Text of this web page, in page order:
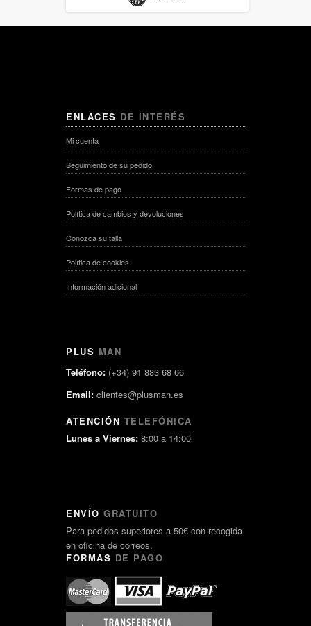
ENLACES DE INTERÉS
Mi cuenta
Seguimiento de su pedido
Formas de pago
Política de cambios y devoluciones
Conozca su talla
Política de cookies
Información adicional
PLUS MAN
Teléfono: (+34) 91 883 68 66
Email: clientes@plusman.es
ATENCIÓN TELEFÓNICA
Lunes a Viernes: 8:00 a 14:00
ENVÍO GRATUITO
Para pedidos superiores a 50€ con recogida
en oficina de correos.
FORMAS DE PAGO